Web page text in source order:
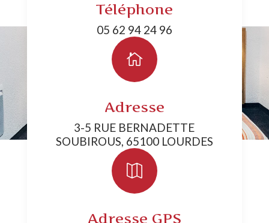
Téléphone
05 62 94 24 96

Adresse
3-5 RUE BERNADETTE
SOUBIROUS, 65100 LOURDES

Adresse GPS